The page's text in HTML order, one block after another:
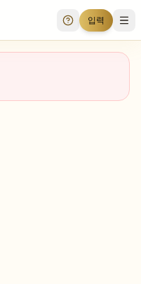
투표 안내
입력 메